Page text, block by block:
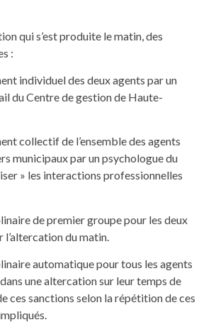
qui s’est produite le matin, des
:
individuel des deux agents par un
du Centre de gestion de Haute-
collectif de l’ensemble des agents
municipaux par un psychologue du
» les interactions professionnelles
de premier groupe pour les deux
du matin.
automatique pour tous les agents
une altercation sur leur temps de
ces sanctions selon la répétition de ces